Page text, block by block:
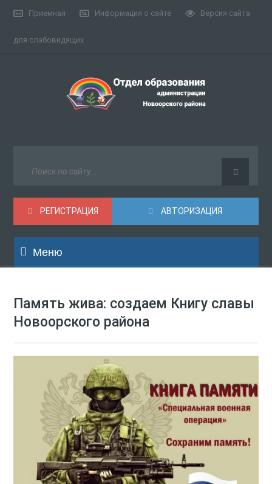
Приемная Информация о сайте Версия сайта
для слабовидящих
АВТОРИЗАЦИЯ
РЕГИСТРАЦИЯ
Меню
Память жива: создаем Книгу славы
Новоорского района